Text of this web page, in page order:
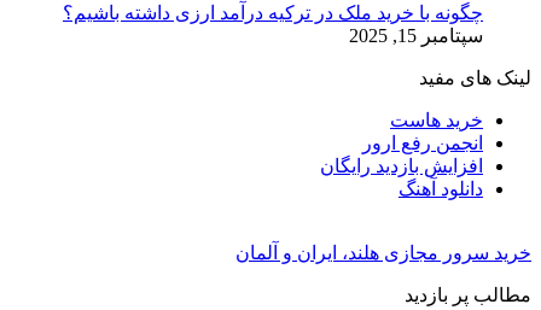
چگونه با خرید ملک در ترکیه درآمد ارزی داشته باشیم؟
سپتامبر 15, 2025
لینک های مفید
خرید هاست
انجمن رفع ارور
افزایش بازدید رایگان
دانلود آهنگ
خرید سرور مجازی هلند، ایران و آلمان
مطالب پر بازدید